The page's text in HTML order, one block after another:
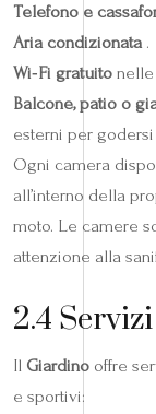
Telefono e
Aria condizionata.
Wi‑Fi gratuito
Balcone, patio o
esterni per
Ogni camera
all’interno della
moto. Le camere
attenzione alla
2.4
Il Giardino offre
e sportivi: